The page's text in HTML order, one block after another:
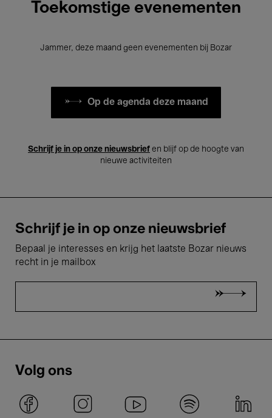
Toekomstige evenementen
Jammer, deze maand geen evenementen bij Bozar
Op de agenda deze maand
Schrijf je in op onze nieuwsbrief en blijf op de hoogte van
nieuwe activiteiten
Schrijf je in op onze nieuwsbrief
Bepaal je interesses en krijg het laatste Bozar nieuws
recht in je mailbox
Volg ons